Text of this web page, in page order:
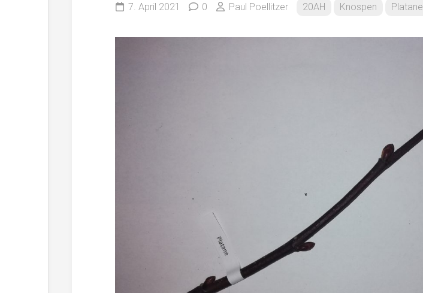
Eibe
Hartriegel
Hasel
7. April 2021 0 Paul Poellitzer 20AH Knospen Platane